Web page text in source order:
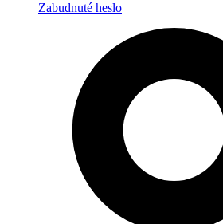
Zabudnuté heslo